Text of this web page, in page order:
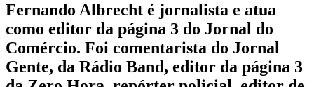
Fernando Albrecht é jornalista e atua
como editor da página 3 do Jornal do
Comércio. Foi comentarista do Jornal
Gente, da Rádio Band, editor da página 3